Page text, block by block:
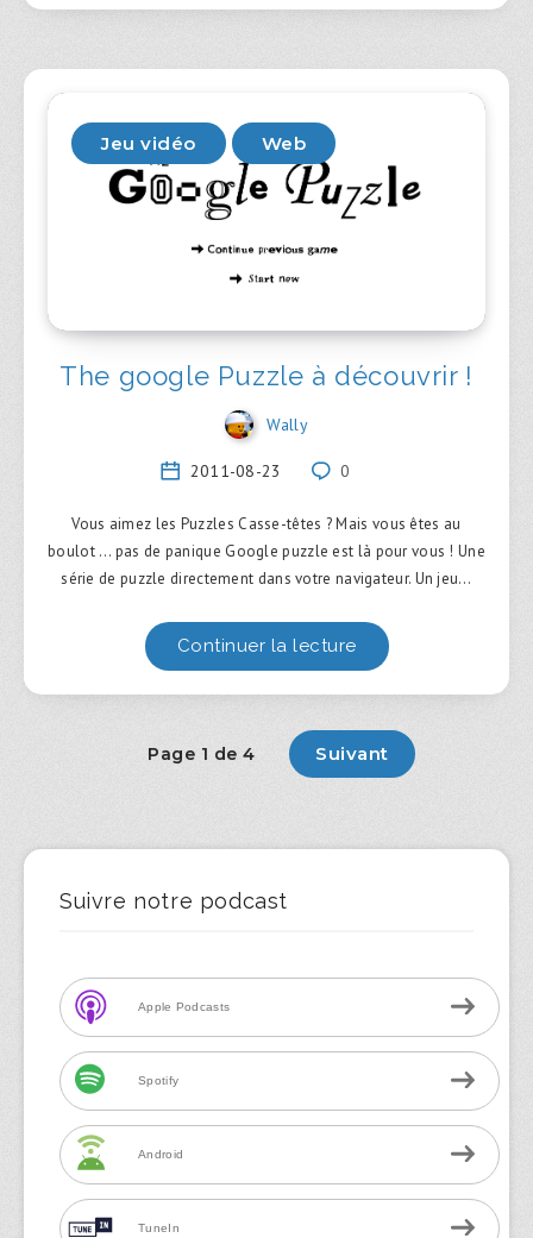
Jeu vidéo Web
The google Puzzle à découvrir !
Wally
2011-08-23 0
Vous aimez les Puzzles Casse-têtes ? Mais vous êtes au
boulot … pas de panique Google puzzle est là pour vous ! Une
série de puzzle directement dans votre navigateur. Un jeu…
Continuer la lecture
Page 1 de 4 Suivant
Suivre notre podcast
Apple Podcasts
Spotify
Android
TuneIn